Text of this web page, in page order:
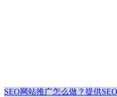
SEO网站推广怎么做？提供